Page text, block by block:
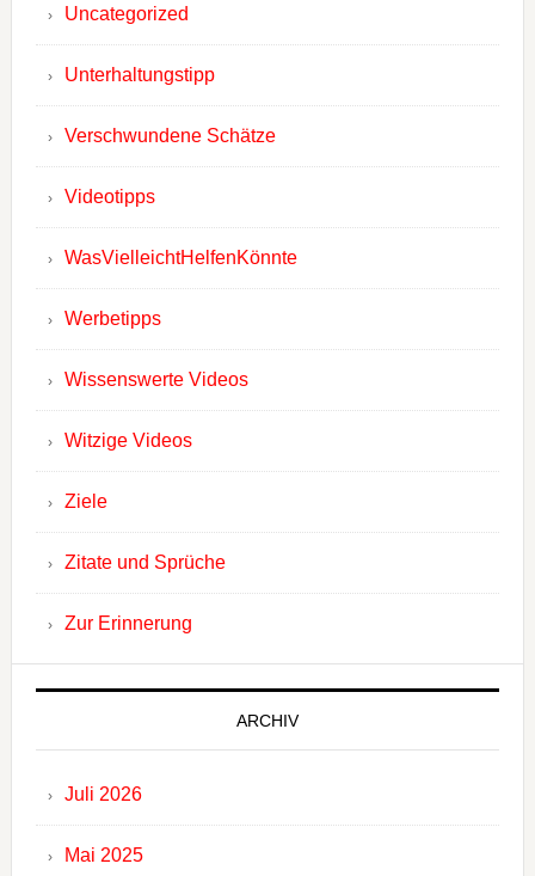
Uncategorized
Unterhaltungstipp
Verschwundene Schätze
Videotipps
WasVielleichtHelfenKönnte
Werbetipps
Wissenswerte Videos
Witzige Videos
Ziele
Zitate und Sprüche
Zur Erinnerung
ARCHIV
Juli 2026
Mai 2025